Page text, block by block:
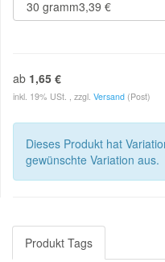
ab 1,65 €
inkl. 19% USt. , zzgl. Versand (Post)
Dieses Produkt hat
gewünschte Variation aus.
Produkt Tags